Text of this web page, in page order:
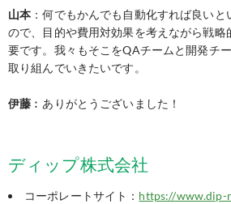
山本 ：何でもかんでも自動化すれば良い
ので、目的や費用対効果を考えながら戦略
要です。我々もそこをQAチームと開発チ
取り組んでいきたいです。
伊藤 ︰ありがとうございました！
ディップ株式会社
コーポレートサイト： https://www.dip-